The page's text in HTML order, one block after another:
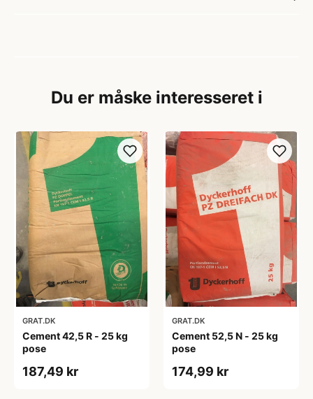
Du er måske interesseret i
GRAT.DK
Cement 42,5 R - 25 kg
pose
187,49 kr
GRAT.DK
Cement 52,5 N - 25 kg
pose
174,99 kr